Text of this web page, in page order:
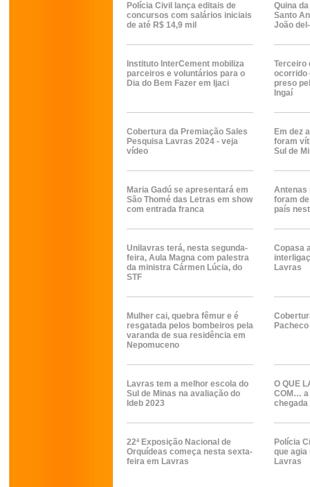
Polícia Civil lança editais de
concursos com salários iniciais
de até R$ 14,9 mil
Quina
Santo
João
Instituto InterCement mobiliza
parceiros e voluntários para o
Dia do Bem Fazer em Ijaci
Terceiro
ocorrido
preso
Ingaí
Cobertura da Premiação Sales
Pesquisa Lavras 2024 - veja
vídeo
Em dez
foram
Sul de
Maria Gadú se apresentará em
São Thomé das Letras em show
com entrada franca
Antenas
foram
país
Unilavras terá, nesta segunda-
feira, Aula Magna com palestra
da ministra Cármen Lúcia, do
STF
Copasa
Lavras
Mulher cai, quebra fêmur e é
resgatada pelos bombeiros pela
varanda de sua residência em
Nepomuceno
Lavras tem a melhor escola do
Sul de Minas na avaliação do
Ideb 2023
O QUE
COM… a
chegada
22ª Exposição Nacional de
Orquídeas começa nesta sexta-
feira em Lavras
Polícia
que agia
Lavras